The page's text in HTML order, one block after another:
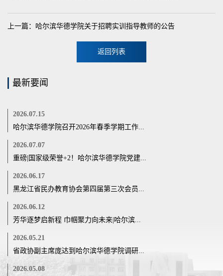
上一篇：哈尔滨华德学院关于招聘实训指导教师的公告
返回列表
最新要闻
2026.07.15
哈尔滨华德学院召开2026年春季学期工作...
2026.07.07
重磅|国家级荣誉+2！哈尔滨华德学院党建...
2026.06.17
黑龙江省民办教育协会第四届第三次会员...
2026.06.12
芳华逐梦启新程 巾帼聚力向未来|哈尔滨...
2026.05.21
省政协副主席庞达到哈尔滨华德学院调研...
2026.05.08